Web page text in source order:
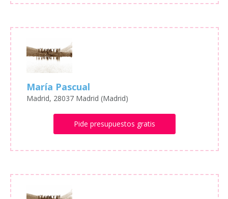
María Pascual
Madrid, 28037 Madrid (Madrid)
Pide presupuestos gratis